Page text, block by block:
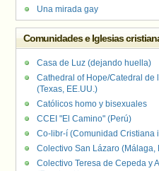
Una mirada gay
Comunidades e Iglesias
Casa de Luz (dejando huella)
Cathedral of Hope/Catedral de
(Texas, EE.UU.)
Católicos homo y bisexuales
CCEI "El Camino" (Perú)
Co-libr-í (Comunidad Cristiana
Colectivo San Lázaro (Málaga,
Colectivo Teresa de Cepeda y